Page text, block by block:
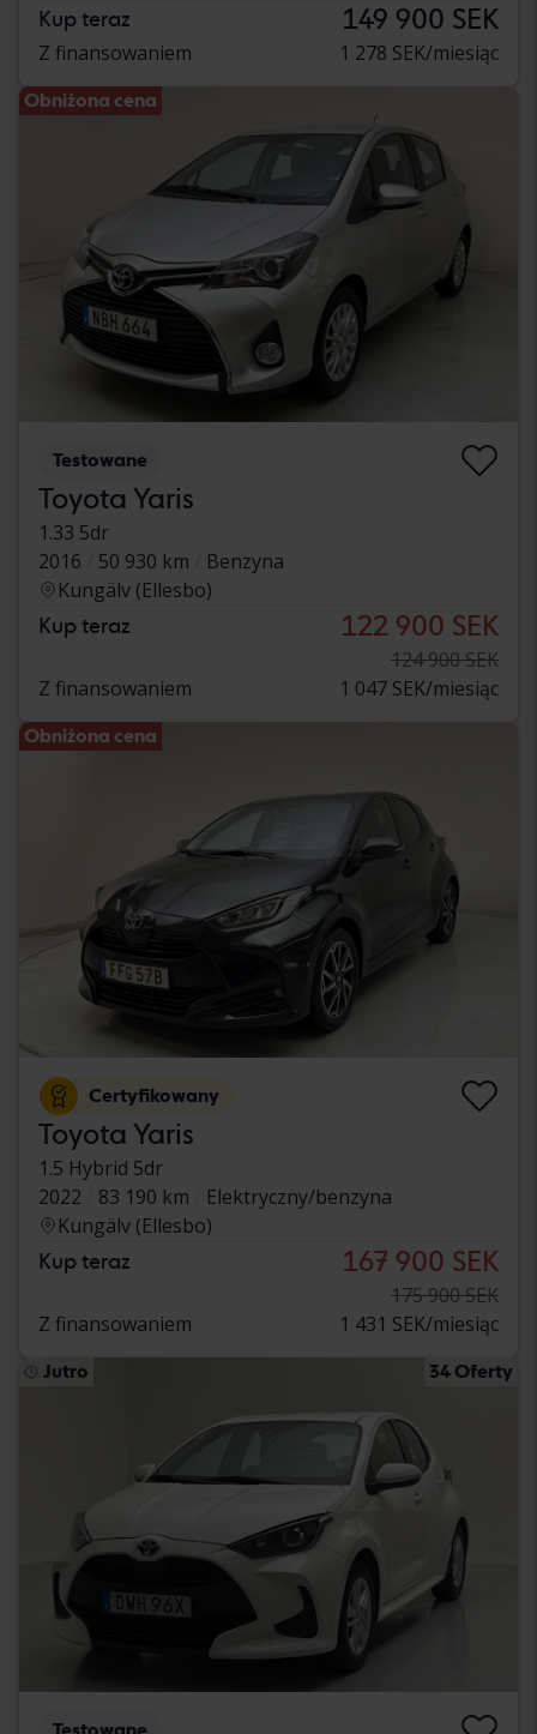
Kup teraz 149 900 SEK
Z finansowaniem 1 278 SEK/miesiąc
Obniżona cena
Testowane
Toyota Yaris
1.33 5dr
2016
50 930 km
Benzyna
Kungälv (Ellesbo)
Kup teraz 122 900 SEK
124 900 SEK
Z finansowaniem
1 047 SEK/miesiąc
Obniżona cena
Certyfikowany
Toyota Yaris
1.5 Hybrid 5dr
2022
83 190 km
Elektryczny/benzyna
Kungälv (Ellesbo)
Kup teraz 167 900 SEK
175 900 SEK
Z finansowaniem
1 431 SEK/miesiąc
Jutro 34 Oferty